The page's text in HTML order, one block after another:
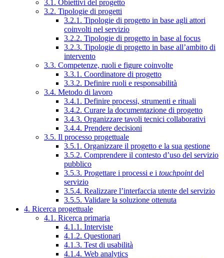
3.1. Obiettivi del progetto
3.2. Tipologie di progetti
3.2.1. Tipologie di progetto in base agli attori
coinvolti nel servizio
3.2.2. Tipologie di progetto in base al focus
3.2.3. Tipologie di progetto in base all’ambito di
intervento
3.3. Competenze, ruoli e figure coinvolte
3.3.1. Coordinatore di progetto
3.3.2. Definire ruoli e responsabilità
3.4. Metodo di lavoro
3.4.1. Definire processi, strumenti e rituali
3.4.2. Curare la documentazione di progetto
3.4.3. Organizzare tavoli tecnici collaborativi
3.4.4. Prendere decisioni
3.5. Il processo progettuale
3.5.1. Organizzare il progetto e la sua gestione
3.5.2. Comprendere il contesto d’uso del servizio
pubblico
3.5.3. Progettare i processi e i touchpointdel
servizio
3.5.4. Realizzare l’interfaccia utente del servizio
3.5.5. Validare la soluzione ottenuta
4. Ricerca progettuale
4.1. Ricerca primaria
4.1.1. Interviste
4.1.2. Questionari
4.1.3. Test di usabilità
4.1.4. Web analytics